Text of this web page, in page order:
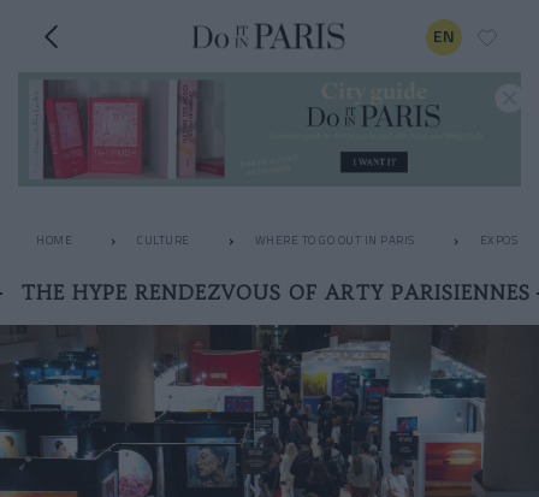
EN
HOME CULTURE WHERE TO GO OUT IN PARIS EXPOS
THE HYPE RENDEZVOUS OF ARTY PARISIENNES